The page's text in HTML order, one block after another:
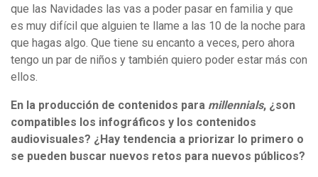
que las Navidades las vas a poder pasar en familia y que
es muy difícil que alguien te llame a las 10 de la noche para
que hagas algo. Que tiene su encanto a veces, pero ahora
tengo un par de niños y también quiero poder estar más con
ellos.
En la producción de contenidos para millennials, ¿son
compatibles los infográficos y los contenidos
audiovisuales? ¿Hay tendencia a priorizar lo primero o
se pueden buscar nuevos retos para nuevos públicos?